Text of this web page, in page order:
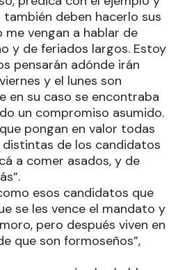
deben hacerlo sus
me vengan a hablar de
y de feriados largos. Estoy
pensarán adónde irán
y el lunes son
en su caso se encontraba
un compromiso asumido.
pongan en valor todas
de los candidatos
a comer asados, y de
esos candidatos que
se les vence el mandato y
pero después viven en
que son formoseños”,